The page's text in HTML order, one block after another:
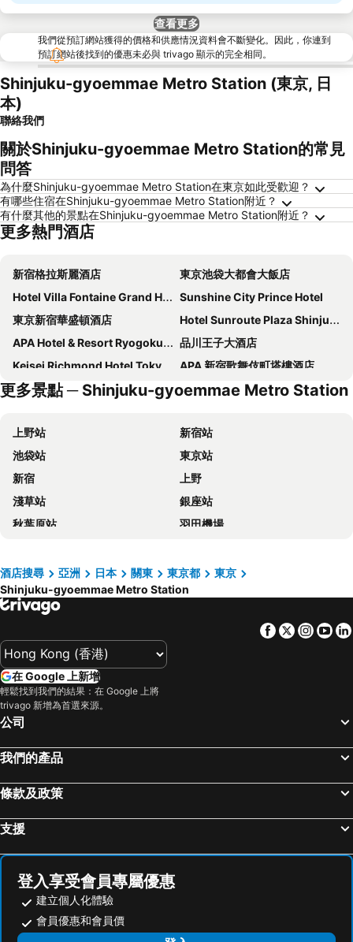
查看更多
我們從預訂網站獲得的價格和供應情況資料會不斷變化。因此，你連到
預訂網站後找到的優惠未必與 trivago 顯示的完全相同。
Shinjuku-gyoemmae Metro Station (東京, 日
本)
聯絡我們
關於Shinjuku-gyoemmae Metro Station的常見
問答
為什麼Shinjuku-gyoemmae Metro Station在東京如此受歡迎？
有哪些住宿在Shinjuku-gyoemmae Metro Station附近？
有什麼其他的景點在Shinjuku-gyoemmae Metro Station附近？
更多熱門酒店
新宿格拉斯麗酒店
東京池袋大都會大飯店
Hotel Villa Fontaine Grand Haneda Airport
Sunshine City Prince Hotel
東京新宿華盛頓酒店
Hotel Sunroute Plaza Shinjuku
APA Hotel & Resort Ryogoku Ekimae Tower
品川王子大酒店
Keisei Richmond Hotel Tokyo Kinshicho
APA 新宿歌舞伎町塔樓酒店
Hotel Villa Fontaine Grand Tokyo-ariake
DEL style Ikebukuro Higashiguchi by Daiwa Roynet Hotel
東京京王廣場酒店
東京黎凡特東武酒店
上野站百夫長 SPA 酒店
上野寶石酒店
Dormy Inn Ikebukuro
世紀南悅酒店
上野三井花園酒店
Onsen Ryokan Yuen Shinjuku
JR Kyushu Hotel Blossom Shinjuku
池袋百夫長酒店
新宿格蘭貝爾酒店
Hotel Groove Shinjuku
Almont Hotel Nippori
APA Hotel Ueno Ekimae
La Vista Tokyo Bay
新宿王子大酒店
上野御徒町溫泉多米旅館
大森頂級住宿飯店 (原名大森藝術飯店)
OMO5 Tokyo Otsuka by Hoshino Resorts
APA Hotel Sugamo Ekimae
APA Hotel Asakusa Tawaramachi Ekimae
HOTEL MYSTAYS 龜戶
帝國酒店
KOKO HOTEL Ikebukuro
Mitsui Garden Hotel Gotanda
Shinjuku Hotel Park Inn
9h nine hours woman Shinjuku
Pod Select Hotel Shinjuku
Residence Hotel Will Shinjuku
更多景點 ─ Shinjuku-gyoemmae Metro Station
上野站
新宿站
池袋站
東京站
新宿
上野
淺草站
銀座站
秋葉原站
羽田機場
澀谷站
成田國際機場
錦系釘站
草津溫泉
橫濱車站
新橋站
Fujisan sacred place and source of artistic inspiration
日本橋站
Haneda Airport International Terminal Station
淺草寺
赤坂站
東京巨蛋城
六本木車站
羽田機場 東京國際機場
幕張展覽館
強羅溫泉
Narita International Airport
東京迪士尼海洋
太陽城
酒店搜尋 亞洲 日本 關東 東京都
東京
Shinjuku-gyoemmae Metro Station
Facebook
Twitter
在 Google 上新增
輕鬆找到我們的結果：在 Google 上將
trivago 新增為首選來源。
公司
我們的產品
條款及政策
支援
登入享受會員專屬優惠
建立個人化體驗
會員優惠和會員價